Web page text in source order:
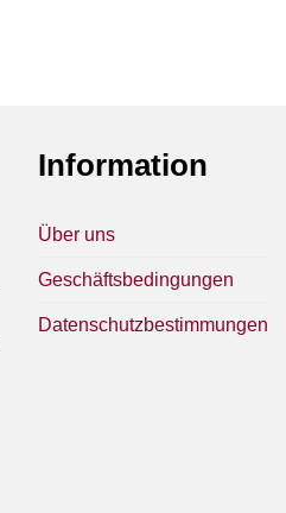
Information
Über uns
Geschäftsbedingungen
Datenschutzbestimmungen